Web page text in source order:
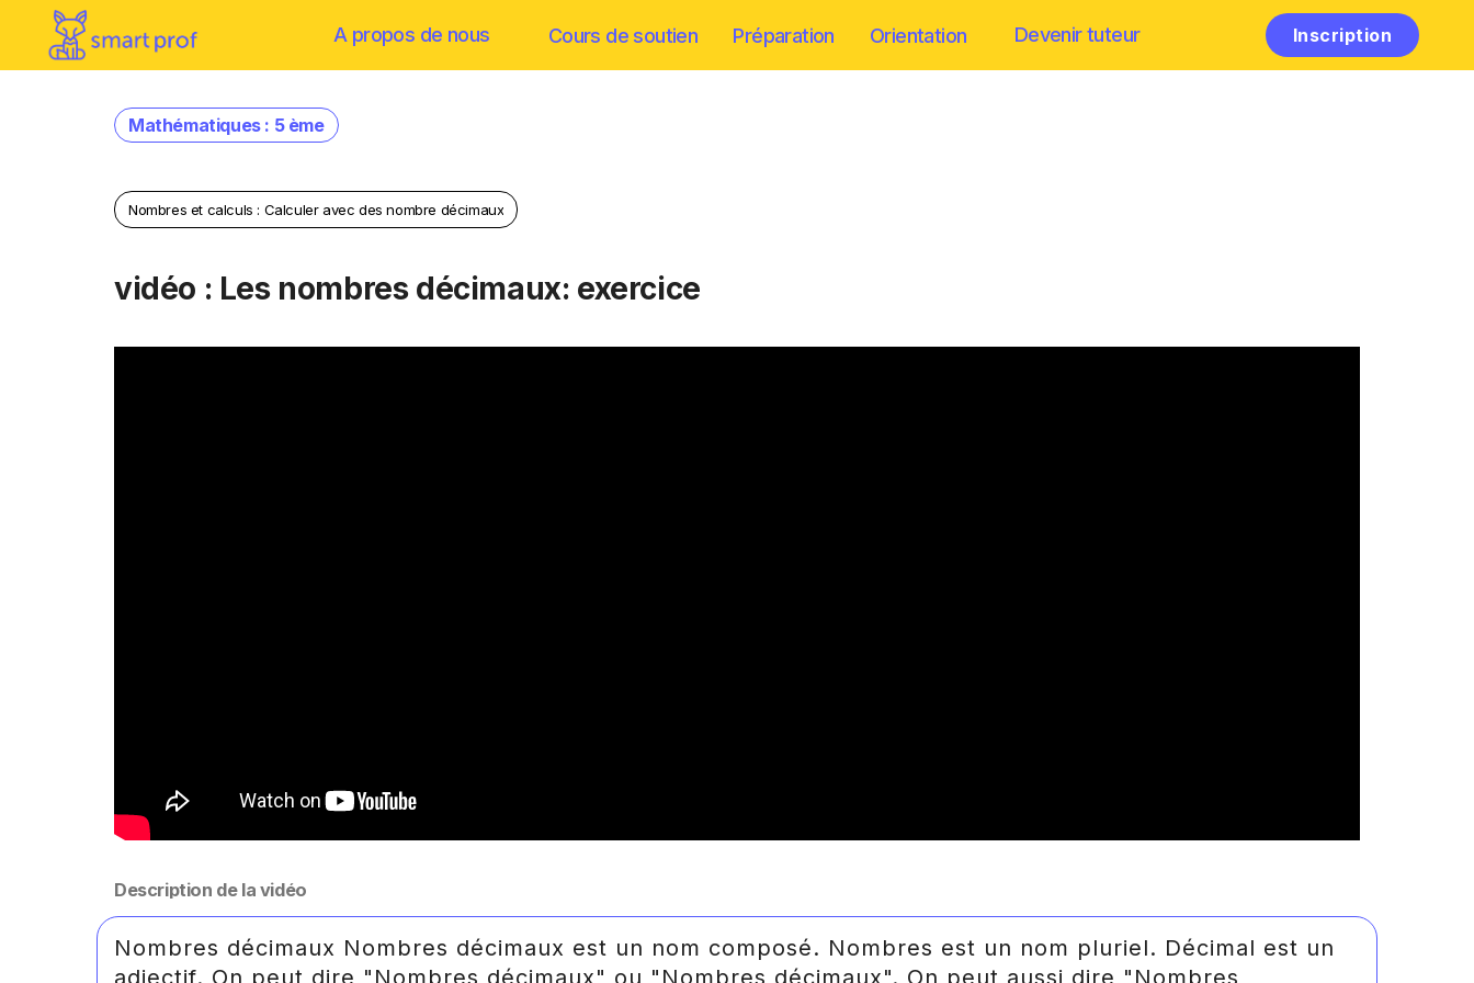
A propos de nous Cours de soutien Préparation Orientation Devenir tuteur Inscription
Mathématiques : 5 ème
Nombres et calculs : Calculer avec des nombre décimaux
vidéo : Les nombres décimaux: exercice
Description de la vidéo
Nombres décimaux Nombres décimaux est un nom composé. Nombres est un nom pluriel. Décimal est un
adjectif. On peut dire "Nombres décimaux" ou "Nombres décimaux". On peut aussi dire "Nombres